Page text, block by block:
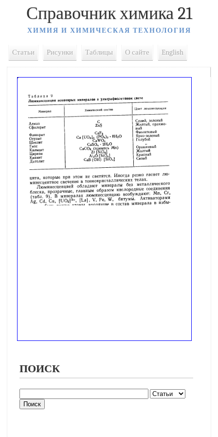
Справочник химика 21
ХИМИЯ И ХИМИЧЕСКАЯ ТЕХНОЛОГИЯ
Статьи Рисунки Таблицы О сайте English
ПОИСК